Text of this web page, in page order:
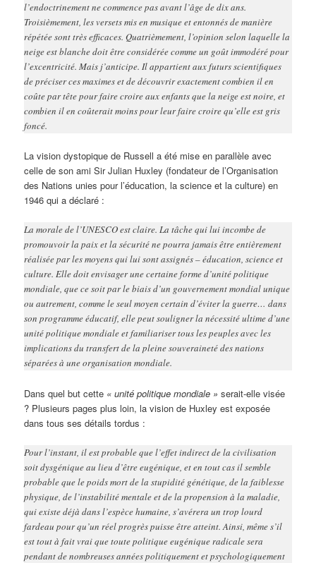
l’endoctrinement ne commence pas avant l’âge de dix ans.
Troisièmement, les versets mis en musique et entonnés de manière
répétée sont très efficaces. Quatrièmement, l’opinion selon laquelle la
neige est blanche doit être considérée comme un goût immodéré pour
l’excentricité. Mais j’anticipe. Il appartient aux futurs scientifiques
de préciser ces maximes et de découvrir exactement combien il en
coûte par tête pour faire croire aux enfants que la neige est noire, et
combien il en coûterait moins pour leur faire croire qu’elle est gris
foncé.
La vision dystopique de Russell a été mise en parallèle avec
celle de son ami Sir Julian Huxley (fondateur de l’Organisation
des Nations unies pour l’éducation, la science et la culture) en
1946 qui a déclaré :
La morale de l’UNESCO est claire. La tâche qui lui incombe de
promouvoir la paix et la sécurité ne pourra jamais être entièrement
réalisée par les moyens qui lui sont assignés – éducation, science et
culture. Elle doit envisager une certaine forme d’unité politique
mondiale, que ce soit par le biais d’un gouvernement mondial unique
ou autrement, comme le seul moyen certain d’éviter la guerre… dans
son programme éducatif, elle peut souligner la nécessité ultime d’une
unité politique mondiale et familiariser tous les peuples avec les
implications du transfert de la pleine souveraineté des nations
séparées à une organisation mondiale.
Dans quel but cette « unité politique mondiale » serait-elle visée
? Plusieurs pages plus loin, la vision de Huxley est exposée
dans tous ses détails tordus :
Pour l’instant, il est probable que l’effet indirect de la civilisation
soit dysgénique au lieu d’être eugénique, et en tout cas il semble
probable que le poids mort de la stupidité génétique, de la faiblesse
physique, de l’instabilité mentale et de la propension à la maladie,
qui existe déjà dans l’espèce humaine, s’avérera un trop lourd
fardeau pour qu’un réel progrès puisse être atteint. Ainsi, même s’il
est tout à fait vrai que toute politique eugénique radicale sera
pendant de nombreuses années politiquement et psychologiquement